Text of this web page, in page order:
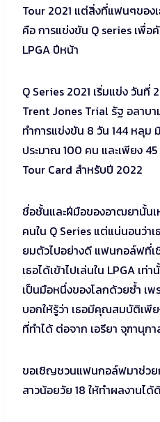
Tour 2021 แต่สิ่งที่แฟนๆของ
คือ การแข่งขัน Q series เพื่อ
LPGA ปีหน้า
Q Series 2021 เริ่มแข่ง วันที่
Trent Jones Trial รัฐ อลาบา
ทำการแข่งขัน 8 วัน 144 หลุม
ประมาณ 100 คน และเพียง
Tour Card สำหรับปี 2022
ชื่อชั้นและฝีมือของอาฒยานั้นเ
คนใน Q Series แต่แน่นอนว่า
ยมตัวไปอย่างดี แฟนกอล์ฟที่เ
เธอได้เข้าไปเล่นใน LPGA เ
เป็นมือหนึ่งของโลกด้วยซ้ำ เพ
บอกให้รู้ว่า เธอมีคุณสมบัติเพี
ที่ทำได้ ต่อจาก เอรียา จุฑานุกา
ขอเชิญชวนแฟนกอล์ฟมาช่วย
สาวน้อยวัย 18 ให้ทำผลงานไ